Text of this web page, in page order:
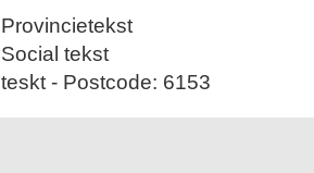
Provincietekst
Social tekst
teskt - Postcode: 6153